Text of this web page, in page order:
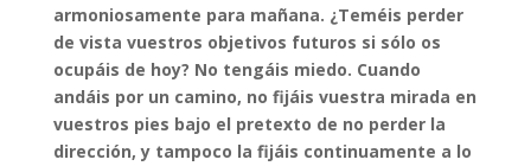
armoniosamente para mañana. ¿Teméis perder
de vista vuestros objetivos futuros si sólo os
ocupáis de hoy? No tengáis miedo. Cuando
andáis por un camino, no fijáis vuestra mirada en
vuestros pies bajo el pretexto de no perder la
dirección, y tampoco la fijáis continuamente a lo